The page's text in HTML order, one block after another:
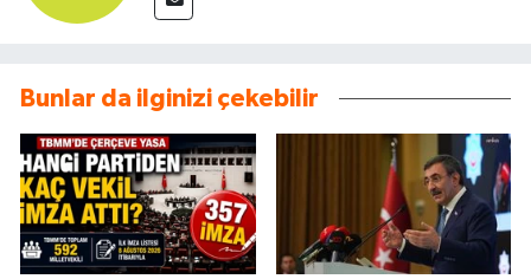
Bunlar da ilginizi çekebilir